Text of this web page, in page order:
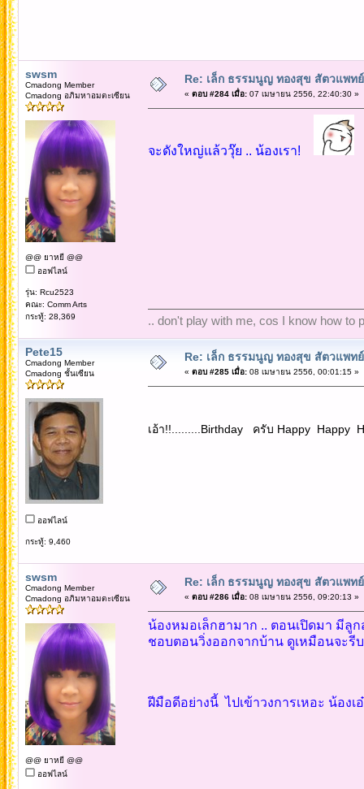
swsm
Cmadong Member
Cmadong อภิมหาอมตะเซียน
@@ ยาหยี @@
ออฟไลน์
รุ่น: Rcu2523
คณะ: Comm Arts
กระทู้: 28,369
Re: เล็ก ธรรมนูญ ทองสุข สัตวแพท
« ตอบ #284 เมื่อ:07 เมษายน 2556, 22:40:30 »
จะดังใหญ่แล้ววุ๊ย .. น้องเรา!
.. don't play with me, cos I know how to
Pete15
Cmadong Member
Cmadong ชั้นเซียน
ออฟไลน์
กระทู้: 9,460
Re: เล็ก ธรรมนูญ ทองสุข สัตวแพท
« ตอบ #285 เมื่อ:08 เมษายน 2556, 00:01:15 »
เอ้า!!.........Birthday ครับ Happy Happy
swsm
Cmadong Member
Cmadong อภิมหาอมตะเซียน
@@ ยาหยี @@
ออฟไลน์
Re: เล็ก ธรรมนูญ ทองสุข สัตวแพท
« ตอบ #286 เมื่อ:08 เมษายน 2556, 09:20:13 »
น้องหมอเล็กฮามาก .. ตอนเปิดมา มีลูก
ชอบตอนวิ่งออกจากบ้าน ดูเหมือนจะรี
ฝีมือดีอย่างนี้ ไปเข้าวงการเหอะ น้องเ